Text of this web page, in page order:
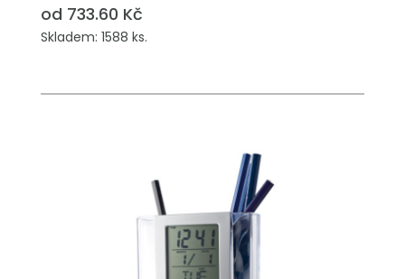
od 733.60 Kč
Skladem: 1588 ks.